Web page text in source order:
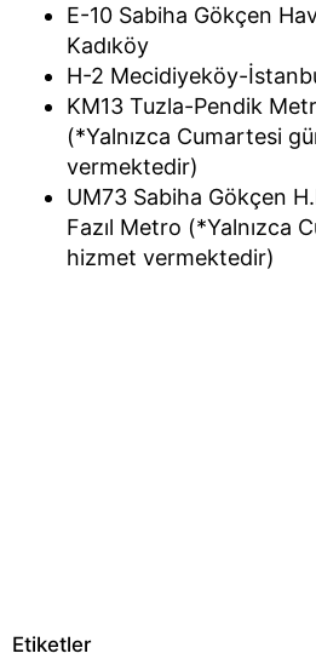
E-10 Sabiha Gökçen
Kadıköy
H-2 Mecidiyeköy-
KM13 Tuzla-Pendik
(*Yalnızca Cumartesi
vermektedir)
UM73 Sabiha Gökçen
Fazıl Metro (*Yalnızca
hizmet vermektedir)
Etiketler